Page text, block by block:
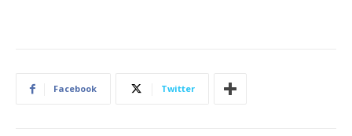
Facebook Twitter